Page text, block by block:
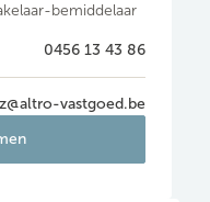
bemiddelaar
0456 13 43 86
vastgoed.be